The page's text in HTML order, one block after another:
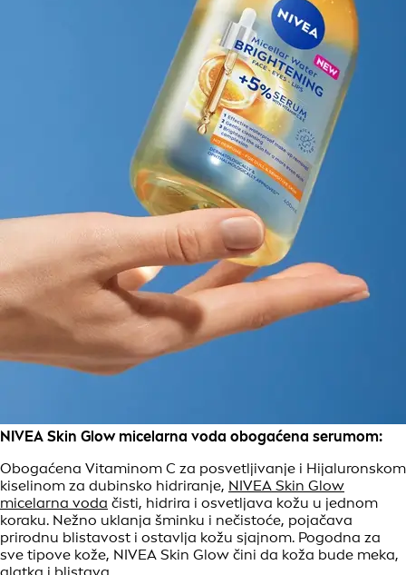
NIVEA Skin Glow micelarna voda obogaćena serumom:
Obogaćena Vitaminom C za posvetljivanje i Hijaluronskom
kiselinom za dubinsko hidriranje, NIVEA Skin Glow
micelarna voda čisti, hidrira i osvetljava kožu u jednom
koraku. Nežno uklanja šminku i nečistoće, pojačava
prirodnu blistavost i ostavlja kožu sjajnom. Pogodna za
sve tipove kože, NIVEA Skin Glow čini da koža bude meka,
glatka i blistava.